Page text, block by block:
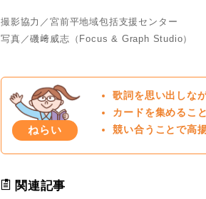
撮影協⼒／宮前平地域包括⽀援センター
写真／磯﨑威志（Focus & Graph Studio）
ねらい
歌詞を思い出しな
カードを集めるこ
競い合うことで高
関連記事